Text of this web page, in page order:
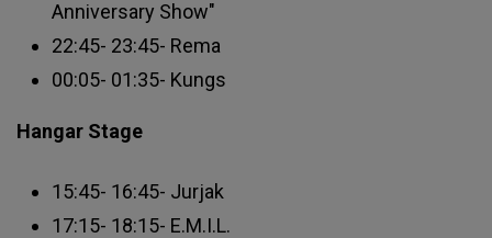
Anniversary Show"
22:45- 23:45- Rema
00:05- 01:35- Kungs
Hangar Stage
15:45- 16:45- Jurjak
17:15- 18:15- E.M.I.L.